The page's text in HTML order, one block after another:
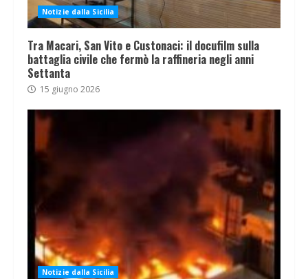
Notizie dalla Sicilia
Tra Macari, San Vito e Custonaci: il docufilm sulla
battaglia civile che fermò la raffineria negli anni
Settanta
15 giugno 2026
Notizie dalla Sicilia